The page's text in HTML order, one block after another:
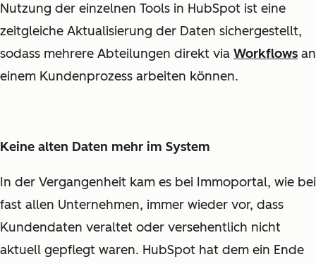
Nutzung der einzelnen Tools in HubSpot ist eine
zeitgleiche Aktualisierung der Daten sichergestellt,
sodass mehrere Abteilungen direkt via Workflows an
einem Kundenprozess arbeiten können.
Keine alten Daten mehr im System
In der Vergangenheit kam es bei Immoportal, wie bei
fast allen Unternehmen, immer wieder vor, dass
Kundendaten veraltet oder versehentlich nicht
aktuell gepflegt waren. HubSpot hat dem ein Ende